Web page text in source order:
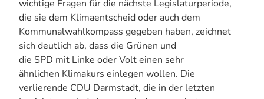
wichtige Fragen für die nächste Legislaturperiode,
die sie dem Klimaentscheid oder auch dem
Kommunalwahlkompass gegeben haben, zeichnet
sich deutlich ab, dass die Grünen und
die SPD mit Linke oder Volt einen sehr
ähnlichen Klimakurs einlegen wollen. Die
verlierende CDU Darmstadt, die in der letzten